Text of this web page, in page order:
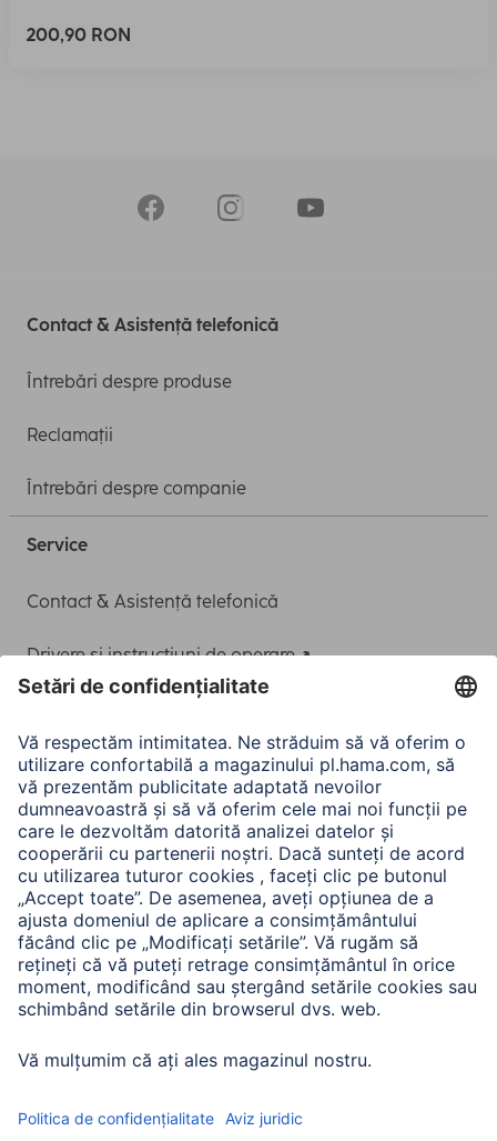
200,90 RON
Contact & Asistență telefonică
Întrebări despre produse
Reclamații
Întrebări despre companie
Service
Contact & Asistență telefonică
Drivere și instrucțiuni de operare
A.N.P.C.
A.N.P.C. SAL
Companie
Istoria companiei
Hama Mondial